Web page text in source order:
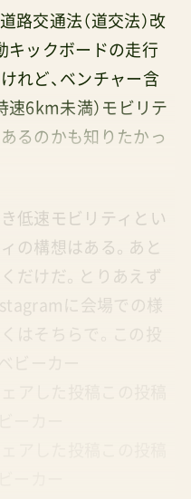
路交通法（道交法）改
キックボードの走行
れど、ベンチャー含
速6km未満）モビリテ
るのかも知りたかっ
低速モビリティとい
の構想はある。あと
だけだ。とりあえず
に会場での様